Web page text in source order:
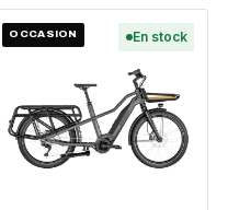
OCCASION En stock